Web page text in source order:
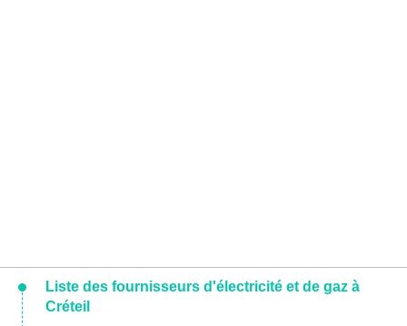
Liste des fournisseurs d'électricité et de gaz à
Créteil